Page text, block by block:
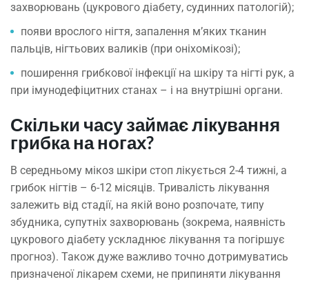
захворювань (цукрового діабету, судинних патологій);
появи врослого нігтя, запалення м’яких тканин
пальців, нігтьових валиків (при оніхомікозі);
поширення грибкової інфекції на шкіру та нігті рук, а
при імунодефіцитних станах – і на внутрішні органи.
Скільки часу займає лікування
грибка на ногах?
В середньому мікоз шкіри стоп лікується 2-4 тижні, а
грибок нігтів – 6-12 місяців. Тривалість лікування
залежить від стадії, на якій воно розпочате, типу
збудника, супутніх захворювань (зокрема, наявність
цукрового діабету ускладнює лікування та погіршує
прогноз). Також дуже важливо точно дотримуватись
призначеної лікарем схеми, не припиняти лікування